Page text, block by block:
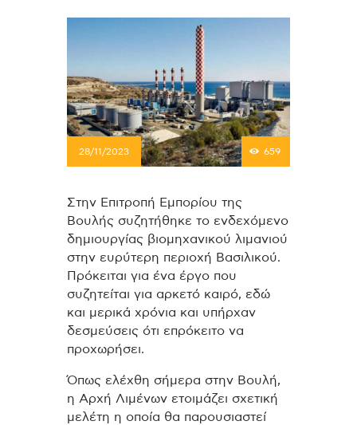
28/11/2023 659
Στην Επιτροπή Εμπορίου της
Βουλής συζητήθηκε το ενδεχόμενο
δημιουργίας βιομηχανικού λιμανιού
στην ευρύτερη περιοχή Βασιλικού.
Πρόκειται για ένα έργο που
συζητείται για αρκετό καιρό, εδώ
και μερικά χρόνια και υπήρχαν
δεσμεύσεις ότι επρόκειτο να
προχωρήσει.
Όπως ελέχθη σήμερα στην Βουλή,
η Αρχή Λιμένων ετοιμάζει σχετική
μελέτη η οποία θα παρουσιαστεί